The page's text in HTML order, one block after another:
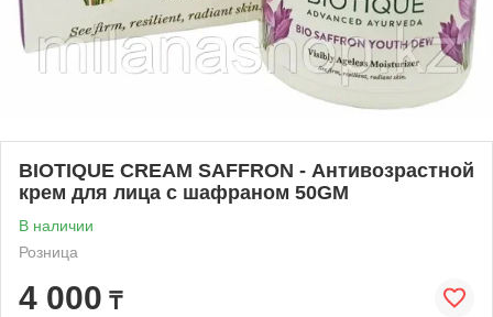
BIOTIQUE CREAM SAFFRON - Антивозрастной
крем для лица с шафраном 50GM
В наличии
Розница
4 000 ₸